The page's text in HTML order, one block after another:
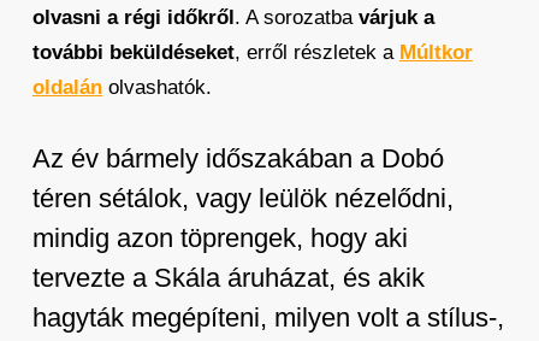
olvasni a régi időkről. A sorozatba várjuk a
további beküldéseket, erről részletek a Múltkor
oldalánolvashatók.
Az év bármely időszakában a Dobó
téren sétálok, vagy leülök nézelődni,
mindig azon töprengek, hogy aki
tervezte a Skála áruházat, és akik
hagyták megépíteni, milyen volt a stílus-,